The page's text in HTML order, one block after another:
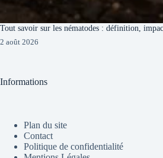
Tout savoir sur les nématodes : définition,
2 août 2026
Informations
Plan du site
Contact
Politique de confidentialité